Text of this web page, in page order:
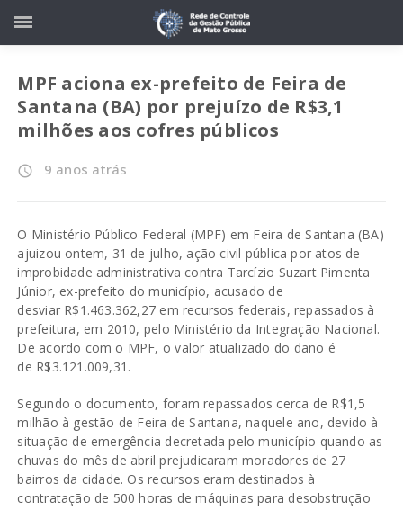
MPF aciona ex-prefeito de Feira de
Santana (BA) por prejuízo de R$3,1
milhões aos cofres públicos
access_time 9 anos atrás
O Ministério Público Federal (MPF) em Feira de Santana (BA)
ajuizou ontem, 31 de julho, ação civil pública por atos de
improbidade administrativa contra Tarcízio Suzart Pimenta
Júnior, ex-prefeito do município, acusado de
desviar R$1.463.362,27 em recursos federais, repassados à
prefeitura, em 2010, pelo Ministério da Integração Nacional.
De acordo com o MPF, o valor atualizado do dano é
de R$3.121.009,31.
Segundo o documento, foram repassados cerca de R$1,5
milhão à gestão de Feira de Santana, naquele ano, devido à
situação de emergência decretada pelo município quando as
chuvas do mês de abril prejudicaram moradores de 27
bairros da cidade. Os recursos eram destinados à
contratação de 500 horas de máquinas para desobstrução